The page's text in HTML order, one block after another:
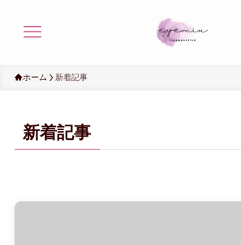
ホーム 新着記事
新着記事